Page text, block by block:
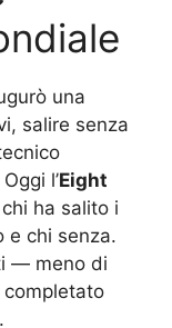
una
salire senza
l’Eight
ha salito i
e chi senza.
— meno di